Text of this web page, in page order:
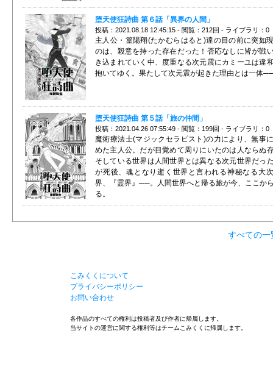
堕天使狂詩曲 第６話「異界の人間」
投稿：2021.08.18 12:45:15 - 閲覧：212回 - ライブラリ：0
主人公・篁陽翔(たかむらはると)達の目の前に突如
のは、殺意を持った存在だった！否応なしに皆が戦
き込まれていく中、度重なる次元震にカミーユは違
抱いてゆく。果たして次元震が起きた理由とは一体
堕天使狂詩曲 第５話「旅の仲間」
投稿：2021.04.26 07:55:49 - 閲覧：199回 - ライブラリ：0
魔術療法士(マジックセラピスト)の力により、無事
めた主人公。だが目覚めて周りにいたのは人ならぬ
そしている世界は人間世界とは異なる次元世界だっ
が死後、魂となり逝く世界と言われる神秘なる大
界、『霊界』──。人間世界へと帰る旅が今、ここか
る。
すべての一
こみくくについて
プライバシーポリシー
お問い合わせ
各作品のすべての権利は投稿者及び作者に帰属します。
当サイトの運営に関する権利等はチームこみくくに帰属します。